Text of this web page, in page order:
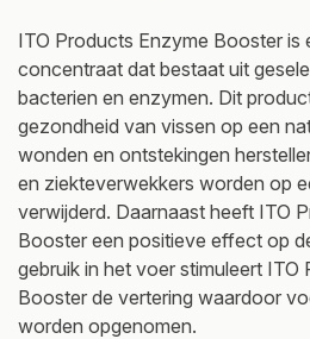
ITO Products Enzyme Booster is
concentraat dat bestaat uit
bacterien en enzymen. Dit
gezondheid van vissen op een
wonden en ontstekingen
en ziekteverwekkers worden op
verwijderd. Daarnaast heeft ITO
Booster een positieve effect op
gebruik in het voer stimuleert ITO
Booster de vertering waardoor
worden opgenomen.